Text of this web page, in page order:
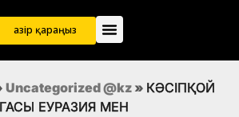
Қазір қараңыз
Uncategorized @kz » КӘСІПҚОЙ
ЕУРАЗИЯ МЕН